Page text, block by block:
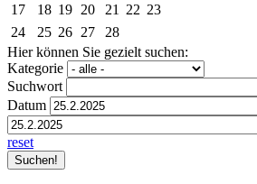
17
18 19 20 21 22 23
24
25 26 27
28
Hier können Sie gezielt suchen:
Kategorie
Suchwort
Datum
reset